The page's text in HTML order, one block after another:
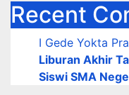
Recent
I Gede Yokta
Liburan Akhir
Siswi SMA